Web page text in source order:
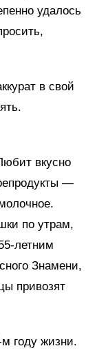
удалось
в свой
вкусно
—
по утрам,
летним
Знамени,
привозят
году жизни.